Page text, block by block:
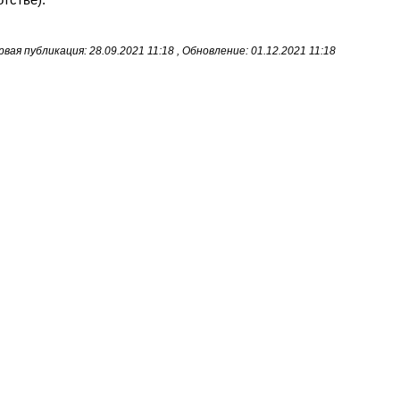
публикация: 28.09.2021 11:18 , Обновление: 01.12.2021 11:18